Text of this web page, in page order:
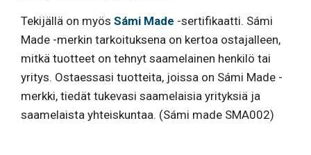
Tekijällä on myös Sámi Made -sertifikaatti. Sámi
Made -merkin tarkoituksena on kertoa ostajalleen,
mitkä tuotteet on tehnyt saamelainen henkilö tai
yritys. Ostaessasi tuotteita, joissa on Sámi Made -
merkki, tiedät tukevasi saamelaisia yrityksiä ja
saamelaista yhteiskuntaa. (Sámi made SMA002)